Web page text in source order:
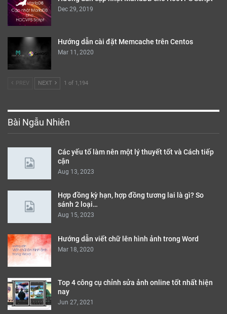
Dec 29, 2019
Hướng dẫn cài đặt Memcache trên Centos
Mar 11, 2020
PREV NEXT 1 of 1,194
Bài Ngẫu Nhiên
Các yếu tố làm nên một lý thuyết tốt và Cách tiếp
cận
Aug 13, 2023
Hợp đồng kỳ hạn, hợp đồng tương lai là gì? So
sánh 2 loại…
Aug 15, 2023
Hướng dẫn viết chữ lên hình ảnh trong Word
Mar 18, 2020
Top 4 công cụ chỉnh sửa ảnh online tốt nhất hiện
nay
Jun 27, 2021